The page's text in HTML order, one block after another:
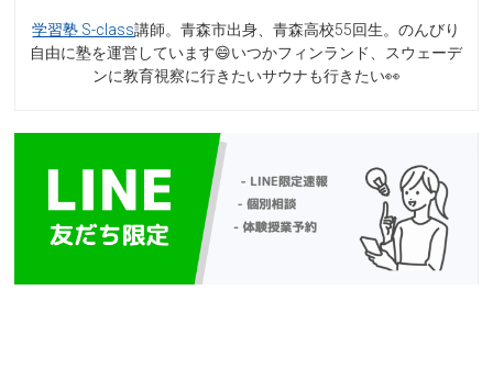
学習塾 S-class講師。青森市出身、青森高校55回生。のんびり
自由に塾を運営しています😄いつかフィンランド、スウェーデ
ンに教育視察に行きたいサウナも行きたい👀